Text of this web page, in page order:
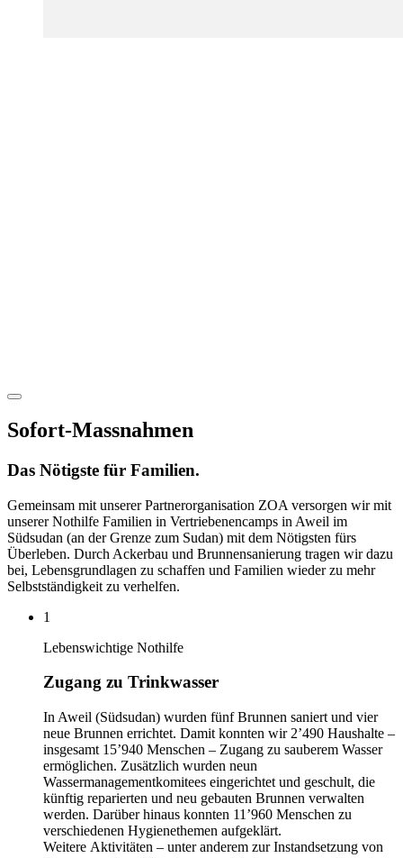
Sofort-Massnahmen
Das Nötigste für Familien.
Gemeinsam mit unserer Partnerorganisation ZOA versorgen wir mit
unserer Nothilfe Familien in Vertriebenencamps in Aweil im
Südsudan (an der Grenze zum Sudan) mit dem Nötigsten fürs
Überleben. Durch Ackerbau und Brunnensanierung tragen wir dazu
bei, Lebensgrundlagen zu schaffen und Familien wieder zu mehr
Selbstständigkeit zu verhelfen.
1
Lebenswichtige Nothilfe
Zugang zu Trinkwasser
In Aweil (Südsudan) wurden fünf Brunnen saniert und vier
neue Brunnen errichtet. Damit konnten wir 2’490 Haushalte –
insgesamt 15’940 Menschen – Zugang zu sauberem Wasser
ermöglichen. Zusätzlich wurden neun
Wassermanagementkomitees eingerichtet und geschult, die
künftig reparierten und neu gebauten Brunnen verwalten
werden. Darüber hinaus konnten 11’960 Menschen zu
verschiedenen Hygienethemen aufgeklärt.
Weitere Aktivitäten – unter anderem zur Instandsetzung von